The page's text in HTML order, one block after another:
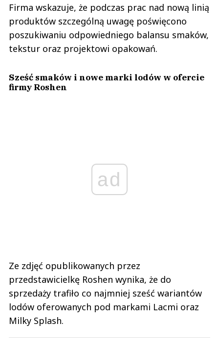
Firma wskazuje, że podczas prac nad nową linią
produktów szczególną uwagę poświęcono
poszukiwaniu odpowiedniego balansu smaków,
tekstur oraz projektowi opakowań.
Sześć smaków i nowe marki lodów w ofercie
firmy Roshen
ad
Ze zdjęć opublikowanych przez
przedstawicielkę Roshen wynika, że do
sprzedaży trafiło co najmniej sześć wariantów
lodów oferowanych pod markami Lacmi oraz
Milky Splash.